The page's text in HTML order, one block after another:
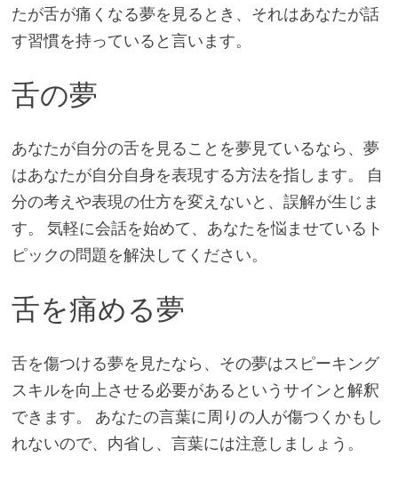
たが舌が痛くなる夢を見るとき、それはあなたが話
す習慣を持っていると言います。
舌の夢
あなたが自分の舌を見ることを夢見ているなら、夢
はあなたが自分自身を表現する方法を指します。 自
分の考えや表現の仕方を変えないと、誤解が生じま
す。 気軽に会話を始めて、あなたを悩ませているト
ピックの問題を解決してください。
舌を痛める夢
舌を傷つける夢を見たなら、その夢はスピーキング
スキルを向上させる必要があるというサインと解釈
できます。 あなたの言葉に周りの人が傷つくかもし
れないので、内省し、言葉には注意しましょう。